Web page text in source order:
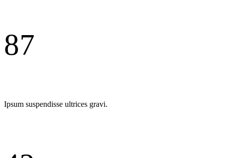
87
Ipsum suspendisse ultrices gravi.